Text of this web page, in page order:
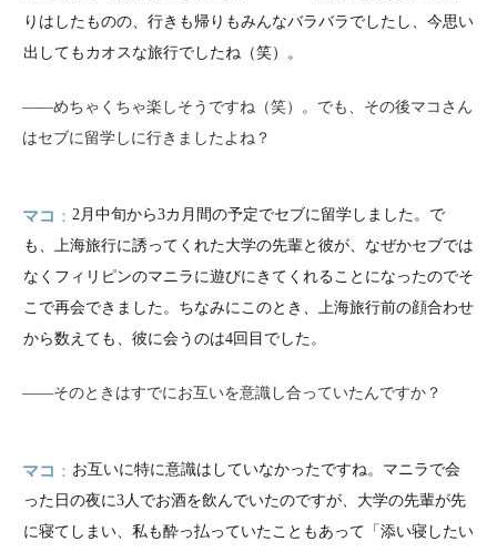
りはしたものの、行きも帰りもみんなバラバラでしたし、今思い
出してもカオスな旅行でしたね（笑）。
――めちゃくちゃ楽しそうですね（笑）。でも、その後マコさん
はセブに留学しに行きましたよね？
マコ
2月中旬から3カ月間の予定でセブに留学しました。で
も、上海旅行に誘ってくれた大学の先輩と彼が、なぜかセブでは
なくフィリピンのマニラに遊びにきてくれることになったのでそ
こで再会できました。ちなみにこのとき、上海旅行前の顔合わせ
から数えても、彼に会うのは4回目でした。
――そのときはすでにお互いを意識し合っていたんですか？
マコ
お互いに特に意識はしていなかったですね。マニラで会
った日の夜に3人でお酒を飲んでいたのですが、大学の先輩が先
に寝てしまい、私も酔っ払っていたこともあって「添い寝したい